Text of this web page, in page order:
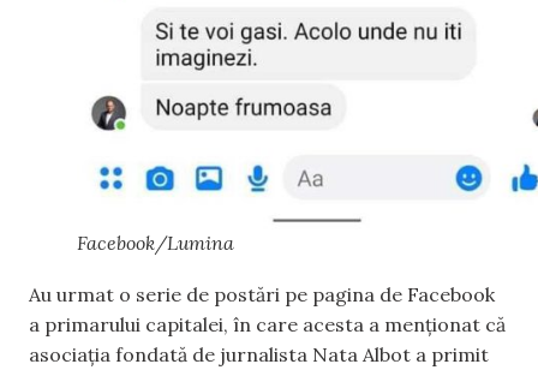
Facebook/Lumina
Au urmat o serie de postări pe pagina de Facebook
a primarului capitalei, în care acesta a menționat că
asociația fondată de jurnalista Nata Albot a primit